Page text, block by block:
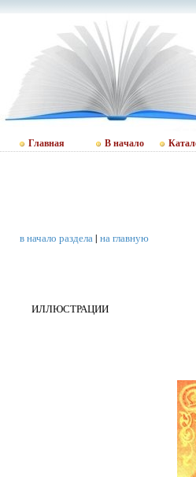
Главная В начало
в начало раздела| на главную
ИЛЛЮСТРАЦИИ